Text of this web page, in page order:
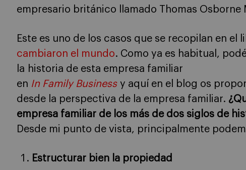
empresario británico llamado Thomas Osborne
Este es uno de los casos que se recopilan en el
cambiaron el mundo. Como ya es habitual,
la historia de esta empresa familiar
en In Family Businessy aquí en el blog os
desde la perspectiva de la empresa familiar.
empresa familiar de los más de dos siglos de
Desde mi punto de vista, principalmente
Estructurar bien la propiedad